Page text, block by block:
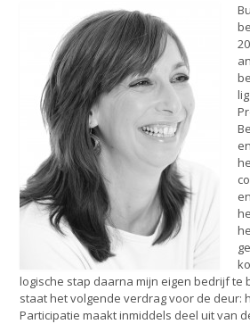
logische stap daarna mijn eigen bedrijf te
staat het volgende verdrag voor de deur:
Participatie maakt inmiddels deel uit van